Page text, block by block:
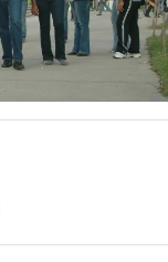
Icon